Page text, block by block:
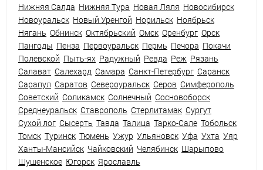
Нижняя Салда Нижняя Тура Новая Ляля Новосибирск
Новоуральск Новый Уренгой Норильск Ноябрьск
Нягань Обнинск Октябрьский Омск Оренбург Орск
Пангоды Пенза Первоуральск Пермь Печора Покачи
Полевской Пыть-ях Радужный Ревда Реж Рязань
Салават Салехард Самара Санкт-Петербург Саранск
Сарапул Саратов Североуральск Серов Симферополь
Советский Соликамск Солнечный Сосновоборск
Среднеуральск Ставрополь Стерлитамак Сургут
Сухой лог Сысерть Тавда Талица Тарко-Сале Тобольск
Томск Туринск Тюмень Ужур Ульяновск Уфа Ухта Уяр
Ханты-Мансийск Чайковский Челябинск Шарыпово
Шушенское Югорск Ярославль